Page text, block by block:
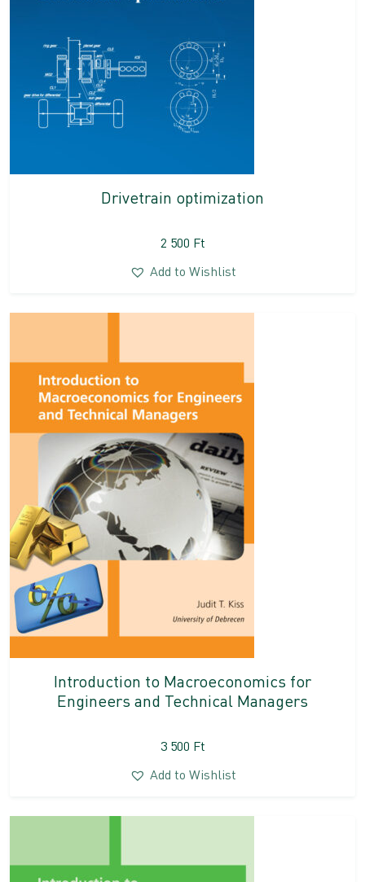
Drivetrain optimization
2 500 Ft
Add to Wishlist
Introduction to Macroeconomics for
Engineers and Technical Managers
3 500 Ft
Add to Wishlist